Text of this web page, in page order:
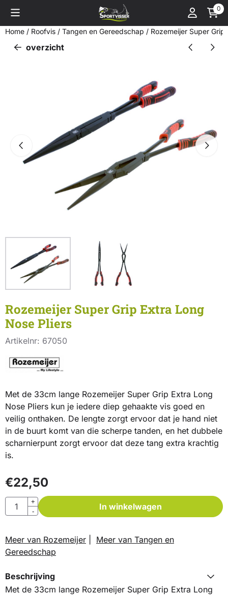
Cookievoorkeuren zijn momenteel gesloten. 0
Home / Roofvis / Tangen en Gereedschap / Rozemeijer Super
overzicht
Rozemeijer Super Grip Extra Long
Nose Pliers
Artikelnr: 67050
Met de 33cm lange Rozemeijer Super Grip Extra Long
Nose Pliers kun je iedere diep gehaakte vis goed en
veilig onthaken. De lengte zorgt ervoor dat je hand niet
in de buurt komt van die scherpe tanden, en het dubbele
scharnierpunt zorgt ervoor dat deze tang extra krachtig
is.
€22,50
Aantal
+
-
In winkelwagen
Meer van Rozemeijer
Meer van Tangen en
Gereedschap
Beschrijving
Met de 33cm lange Rozemeijer Super Grip Extra Long